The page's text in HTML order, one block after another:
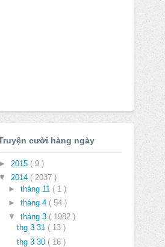
cười hàng ngày
► 2015 ( 9 )
▼ 2014 ( 2037 )
► tháng 11 ( 1 )
► tháng 4 ( 54 )
▼ tháng 3 ( 1982 )
thg 3 31 ( 13 )
thg 3 30 ( 16 )